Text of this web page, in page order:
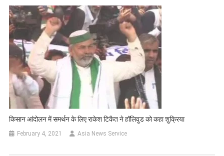
किसान आंदोलन में समर्थन के लिए राकेश टिकैत ने हॉलिवुड को कहा शुक्रिया
February 4, 2021 Asia News Service